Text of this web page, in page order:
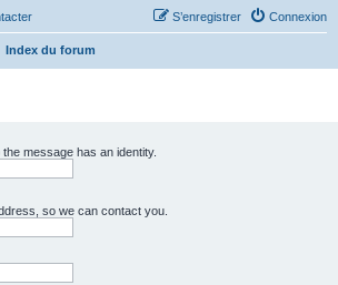
Connexion
S’enregistrer
Index du forum
message has an identity.
so we can contact you.